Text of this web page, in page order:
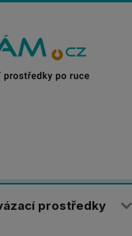
prostředky